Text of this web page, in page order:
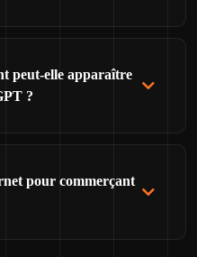
peut-elle apparaître
?
pour commerçant